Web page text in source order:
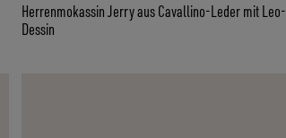
Herrenmokassin Jerry aus Cavallino-Leder mit Leo-
Dessin